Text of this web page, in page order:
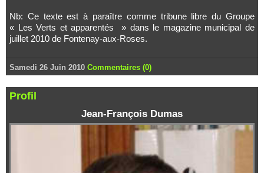
Nb: Ce texte est à paraître comme tribune libre du Groupe
« Les Verts et apparentés» dans le magazine municipal de
juillet 2010 de Fontenay-aux-Roses.
Samedi 26 Juin 2010 Commentaires (0)
Profil
Jean-François Dumas